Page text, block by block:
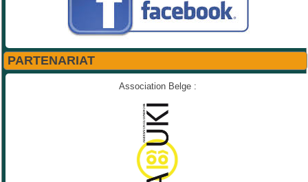
PARTENARIAT
Association Belge :